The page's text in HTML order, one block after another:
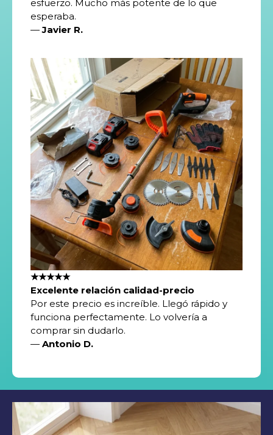
esfuerzo. Mucho más potente de lo que
esperaba.
—Javier R.
★★★★★
Excelente relación calidad-precio
Por este precio es increíble. Llegó rápido y
funciona perfectamente. Lo volvería a
comprar sin dudarlo.
— Antonio D.